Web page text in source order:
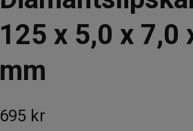
125 x 5,0 x 7,0
mm
695 kr